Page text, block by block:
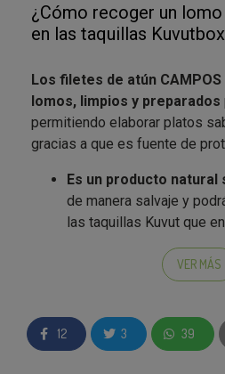
¿Cómo recoger un
en las taquillas
Los filetes de atún
lomos, limpios y preparados
permitiendo elaborar platos
gracias a que es fuente de
Es un producto natural
de manera salvaje y
las taquillas Kuvut que
La mejor manera de
Recoge en las taquillas Kuvut
Filete de Atún Campos:
VER MÁS
12 3 39